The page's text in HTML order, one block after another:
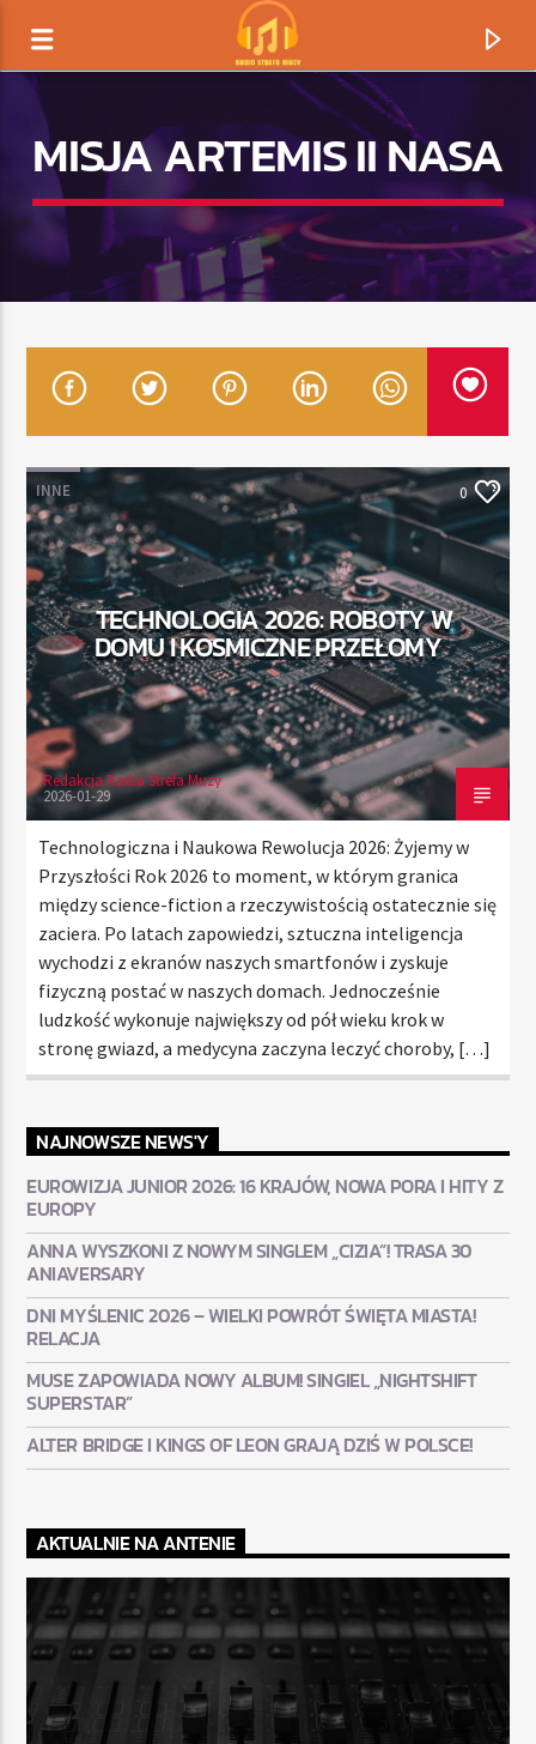
TYTUŁ
ARTYSTA
TERAZ
RADIO STREFA MUZY
00:00 10:00
MISJA ARTEMIS II NASA
INNE 0
TECHNOLOGIA 2026: ROBOTY W
DOMU I KOSMICZNE PRZEŁOMY
Redakcja Radia Strefa Muzy
2026-01-29
Technologiczna i Naukowa Rewolucja 2026: Żyjemy w
Przyszłości Rok 2026 to moment, w którym granica
między science-fiction a rzeczywistością ostatecznie się
zaciera. Po latach zapowiedzi, sztuczna inteligencja
wychodzi z ekranów naszych smartfonów i zyskuje
fizyczną postać w naszych domach. Jednocześnie
ludzkość wykonuje największy od pół wieku krok w
stronę gwiazd, a medycyna zaczyna leczyć choroby, […]
NAJNOWSZE NEWS'Y
EUROWIZJA JUNIOR 2026: 16 KRAJÓW, NOWA PORA I HITY Z
EUROPY
ANNA WYSZKONI Z NOWYM SINGLEM „CIZIA”! TRASA 30
ANIAVERSARY
DNI MYŚLENIC 2026 – WIELKI POWRÓT ŚWIĘTA MIASTA!
RELACJA
MUSE ZAPOWIADA NOWY ALBUM! SINGIEL „NIGHTSHIFT
SUPERSTAR”
ALTER BRIDGE I KINGS OF LEON GRAJĄ DZIŚ W POLSCE!
AKTUALNIE NA ANTENIE